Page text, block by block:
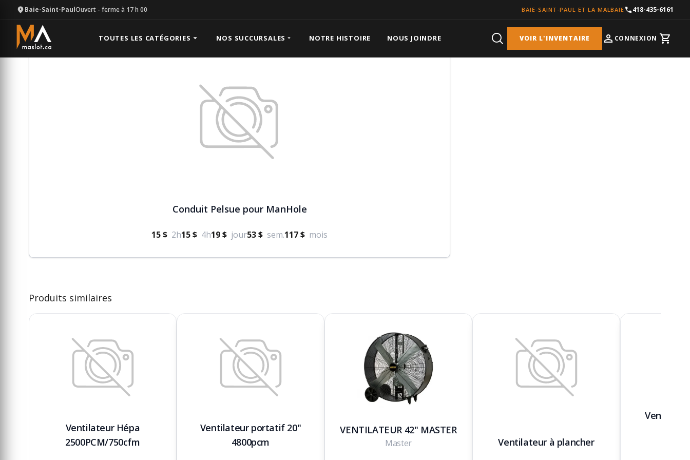
Baie-Saint-PaulOuvert - ferme à 17 h 00 BAIE-SAINT-PAUL ET LA MALBAIE 418-435-6161
TOUTES LES CATÉGORIES NOS SUCCURSALES NOTRE HISTOIRE NOUS JOINDRE VOIR L'INVENTAIRE CONNEXION Cart
Équipement Ventilation Conduit Pelsue pour ManHole
Conduit Pelsue pour ManHole
15 $ 2h15 $ 4h19 $ jour53 $ sem.117 $ mois
Produits similaires
Ventilateur Hépa
2500PCM/750cfm
Ventilateur portatif 20"
4800pcm
VENTILATEUR 42" MASTER
Master
Ventilateur à plancher